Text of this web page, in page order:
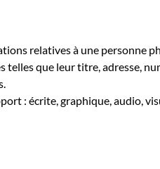
relatives à une personne
que leur titre, adresse,
: écrite, graphique, audio,